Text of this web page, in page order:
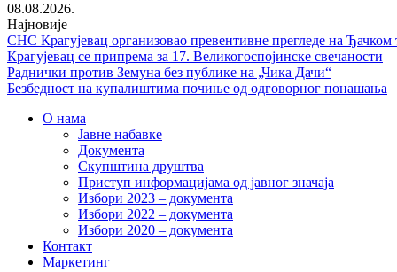
08.08.2026.
Најновије
СНС Крагујевац организовао превентивне прегледе на Ђачком
Крагујевац се припрема за 17. Великогоспојинске свечаности
Раднички против Земуна без публике на „Чика Дачи“
Безбедност на купалиштима почиње од одговорног понашања
О нама
Јавне набавке
Документа
Скупштина друштва
Приступ информацијама од јавног значаја
Избори 2023 – документа
Избори 2022 – документа
Избори 2020 – документа
Контакт
Маркетинг